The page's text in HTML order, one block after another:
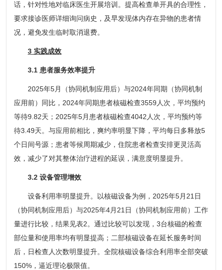
话，针对性地对临床医生开展培训。提高检查单开具的合理性，
要求接诊医师详细询问病史，及早发现体内存在异物的患者情
况，避免发生临时取消退费。
3 实践成效
3.1 患者服务效率提升
2025年5月（协同机制应用后）与2024年同期（协同机制
应用前）同比，2024年同期患者核磁检查3559人次，平均预约
等待9.82天；2025年5月患者核磁检查4042人次，平均预约等
待3.49天。与应用前相比，爽约率明显下降，平均每日多释放5
个日间号源；患者等候周期减少，住院患者检查安排更灵活高
效，减少了对其整体治疗进程的延误，满意度明显提升。
3.2 设备管理增效
设备利用率明显提升。以核磁设备为例，2025年5月21日
（协同机制应用后）与2025年4月21日（协同机制应用前）工作
量进行比较，结果见表2。通过比较可以发现，3台核磁的检查
部位量和使用率均有明显提高；二部核磁设备在延长服务时间
后，日检查人次数明显提升。全院核磁设备综合利用率全部突破
150%，逼近理论极限值。